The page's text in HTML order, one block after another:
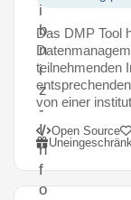
i
b
n
i
z
-
I
n
f
o
Das DMP Tool
teilnehmenden
von einer
Open Source